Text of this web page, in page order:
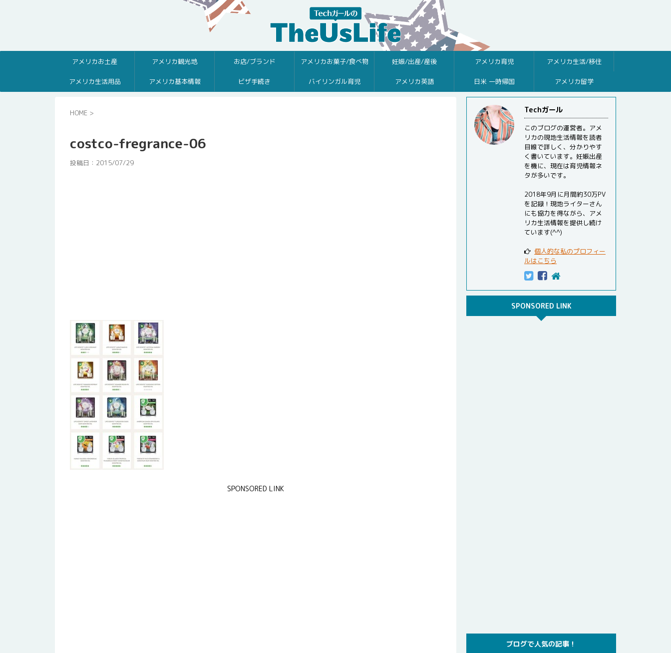
アメリカお土産 アメリカ観光地 お店/ブランド アメリカお菓子/食べ物 妊娠/出産/産後 アメリカ育児 アメリカ生活/移住
アメリカ生活用品 アメリカ基本情報 ビザ手続き バイリンガル育児 アメリカ英語 日米 一時帰国 アメリカ留学
HOME >
costco-fregrance-06
投稿日： 2015/07/29
SPONSORED LINK
Techガール
このブログの運営者。アメ
リカの現地生活情報を読者
目線で詳しく、分かりやす
く書いています。妊娠出産
を機に、現在は育児情報ネ
タが多いです。
2018年9月に月間約30万PV
を記録！現地ライターさん
にも協力を得ながら、アメ
リカ生活情報を提供し続け
ています(^^)
個人的な私のプロフィー
ルはこちら
SPONSORED LINK
ブログで人気の記事！